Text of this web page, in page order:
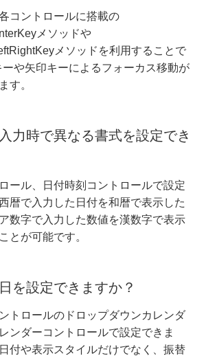
コントロールに搭載の
メソッドや
メソッドを利用することで
ーや矢印キーによるフォーカス移動が
す。
力時で異なる書式を設定でき
ール、日付時刻コントロールで設定
暦で入力した日付を和暦で表示した
数字で入力した数値を漢数字で表示
とが可能です。
を設定できますか？
トロールのドロップダウンカレンダ
ンダーコントロールで設定できま
付や表示スタイルだけでなく、振替